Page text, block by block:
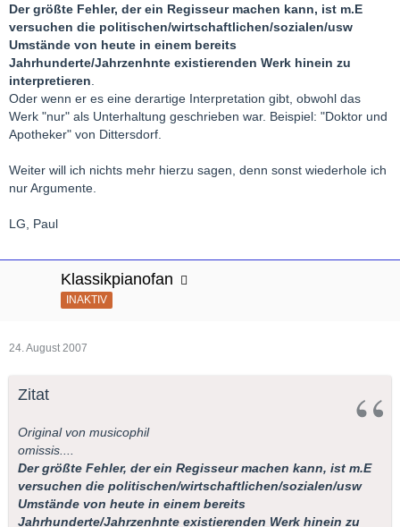
Der größte Fehler, der ein Regisseur machen kann, ist m.E
versuchen die politischen/wirtschaftlichen/sozialen/usw
Umstände von heute in einem bereits
Jahrhunderte/Jahrzenhnte existierenden Werk hinein zu
interpretieren
Oder wenn er es eine derartige Interpretation gibt, obwohl das
Werk "nur" als Unterhaltung geschrieben war. Beispiel: "Doktor und
Apotheker" von Dittersdorf.
Weiter will ich nichts mehr hierzu sagen, denn sonst wiederhole ich
nur Argumente.
LG, Paul
Klassikpianofan
INAKTIV
24. August 2007
Zitat
Original von musicophil
omissis....
Der größte Fehler, der ein Regisseur machen kann, ist m.E
versuchen die politischen/wirtschaftlichen/sozialen/usw
Umstände von heute in einem bereits
Jahrhunderte/Jahrzenhnte existierenden Werk hinein zu